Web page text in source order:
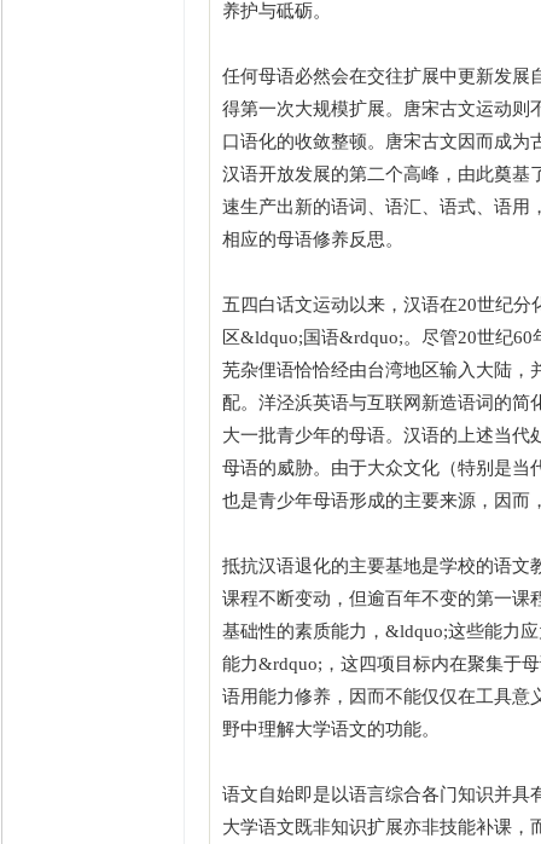
养护与砥砺。
任何母语必然会在交往扩展中更新发展
得第一次大规模扩展。唐宋古文运动则
口语化的收敛整顿。唐宋古文因而成
汉语开放发展的第二个高峰，由此奠基
速生产出新的语词、语汇、语式、语用
相应的母语修养反思。
五四白话文运动以来，汉语在20世纪
区&ldquo;国语&rdquo;。尽管20世纪
芜杂俚语恰恰经由台湾地区输入大陆，
配。洋泾浜英语与互联网新造语词的
大一批青少年的母语。汉语的上述当
母语的威胁。由于大众文化（特别是当
也是青少年母语形成的主要来源，因而
抵抗汉语退化的主要基地是学校的语文
课程不断变动，但逾百年不变的第一课
基础性的素质能力，&ldquo;这些能力
能力&rdquo;，这四项目标内在聚集于
语用能力修养，因而不能仅仅在工具意
野中理解大学语文的功能。
语文自始即是以语言综合各门知识并具
大学语文既非知识扩展亦非技能补课